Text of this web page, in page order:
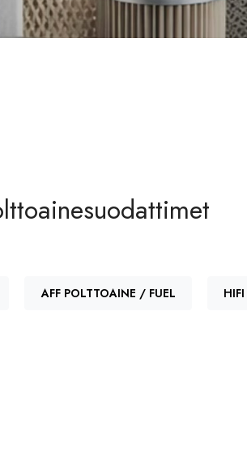
AFF POLTTOAINE / FUEL